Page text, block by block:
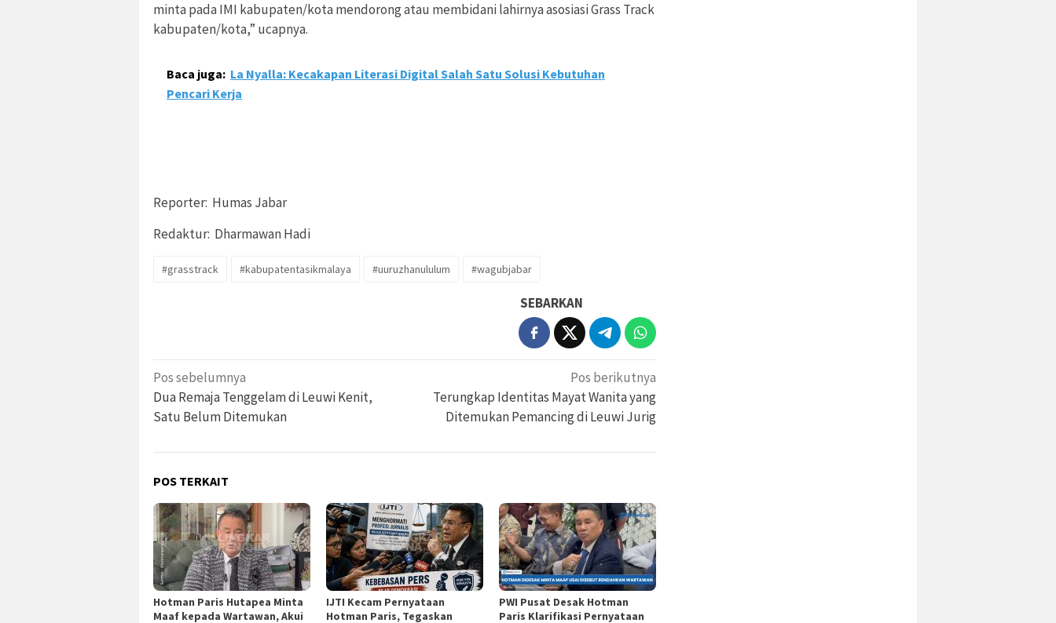
minta pada IMI kabupaten/kota mendorong atau membidani lahirnya asosiasi Grass Track
kabupaten/kota,” ucapnya.
Baca juga: La Nyalla: Kecakapan Literasi Digital Salah Satu Solusi Kebutuhan
Pencari Kerja
Reporter: Humas Jabar
Redaktur: Dharmawan Hadi
#grasstrack #kabupatentasikmalaya #uuruzhanululum #wagubjabar
SEBARKAN
Navigasi
pos
Pos sebelumnya
Dua Remaja Tenggelam di Leuwi Kenit,
Satu Belum Ditemukan
Pos berikutnya
Terungkap Identitas Mayat Wanita yang
Ditemukan Pemancing di Leuwi Jurig
POS TERKAIT
Hotman Paris Hutapea Minta
Maaf kepada Wartawan, Akui
IJTI Kecam Pernyataan
Hotman Paris, Tegaskan
PWI Pusat Desak Hotman
Paris Klarifikasi Pernyataan